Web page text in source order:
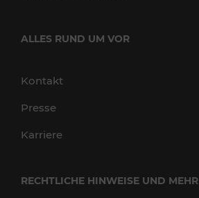
ALLES RUND UM VOR
Kontakt
Presse
Karriere
RECHTLICHE HINWEISE UND MEHR